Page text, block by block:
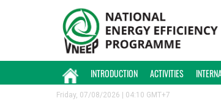
INTRODUCTION ACTIVITIES
Friday, 07/08/2026 | 04:10 GMT+7